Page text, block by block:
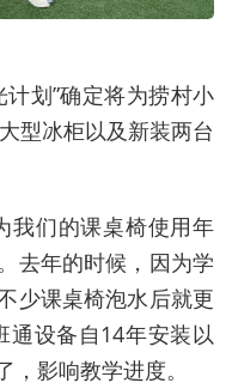
划”确定将为捞村小
型冰柜以及新装两台
我们的课桌椅使用年
去年的时候，因为学
少课桌椅泡水后就更
通设备自14年安装以
影响教学进度。